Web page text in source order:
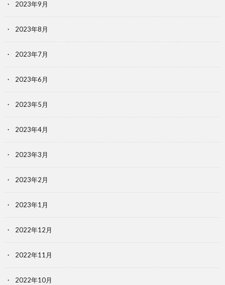
2023年9月
2023年8月
2023年7月
2023年6月
2023年5月
2023年4月
2023年3月
2023年2月
2023年1月
2022年12月
2022年11月
2022年10月